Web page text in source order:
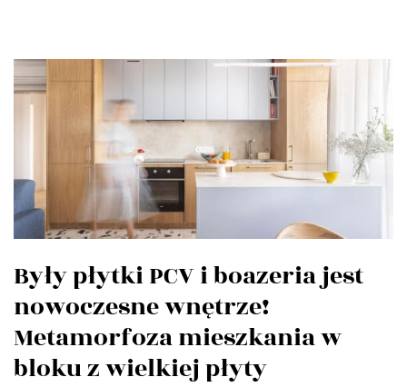
Były płytki PCV i boazeria jest
nowoczesne wnętrze!
Metamorfoza mieszkania w
bloku z wielkiej płyty